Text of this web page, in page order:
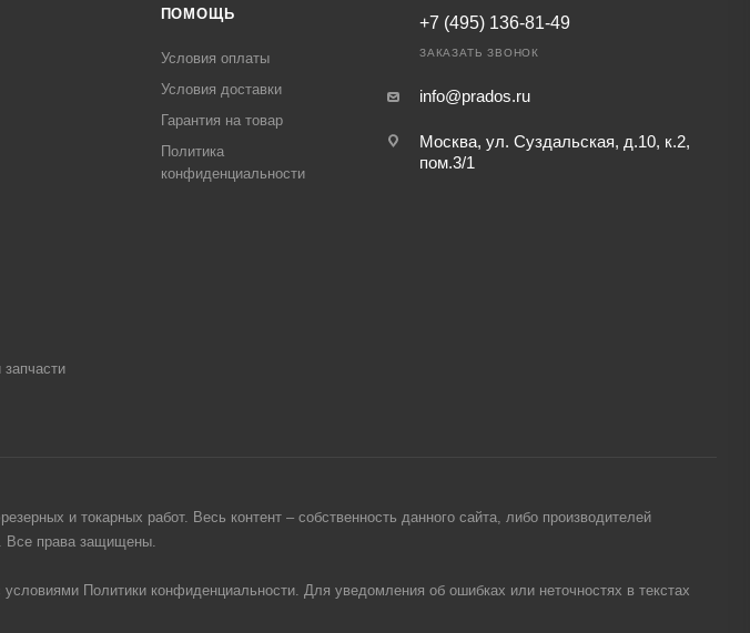
ПОМОЩЬ
Условия оплаты
Условия доставки
Гарантия на товар
Политика
конфиденциальности
+7 (495) 136-81-49
ЗАКАЗАТЬ ЗВОНОК
info@prados.ru
Москва, ул. Суздальская, д.10, к.2,
пом.3/1
и токарных работ. Весь контент – собственность данного сайта, либо производителей
Все права защищены.
Политики конфиденциальности. Для уведомления об ошибках или неточностях в текстах